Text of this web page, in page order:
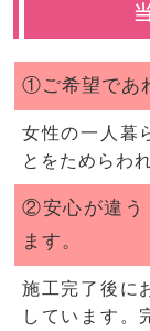
①ご希望であ
女性の一人暮
とをためらわ
②安心が違う
ます。
施工完了後に
しています。